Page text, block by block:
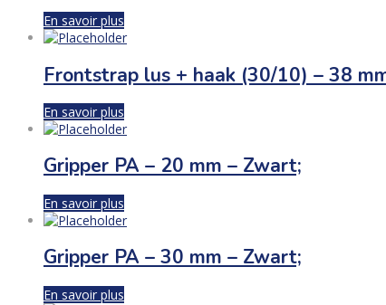
En savoir plus
Frontstrap lus + haak (30/10) – 38
En savoir plus
Gripper PA – 20 mm – Zwart;
En savoir plus
Gripper PA – 30 mm – Zwart;
En savoir plus